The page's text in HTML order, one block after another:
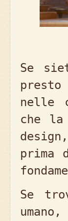
Se
nelle
che
prima
Se